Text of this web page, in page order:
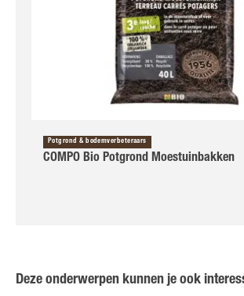
Potgrond & bodemverbeteraars
COMPO Bio Potgrond Moestuinbakken
Deze onderwerpen kunnen je ook